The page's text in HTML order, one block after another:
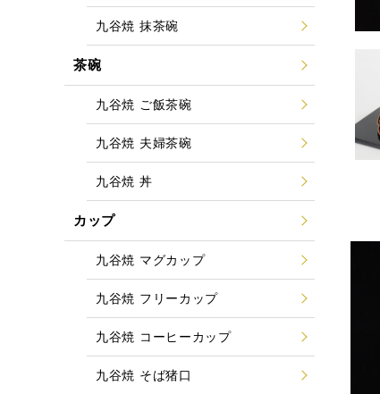
九谷焼 抹茶碗
茶碗
九谷焼 ご飯茶碗
九谷焼 夫婦茶碗
九谷焼 丼
カップ
九谷焼 マグカップ
九谷焼 フリーカップ
九谷焼 コーヒーカップ
九谷焼 そば猪口